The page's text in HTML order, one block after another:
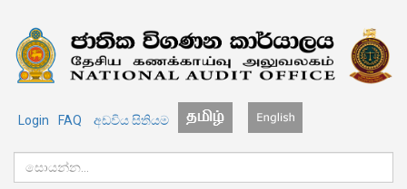
Login FAQ අඩවිය සිතියම